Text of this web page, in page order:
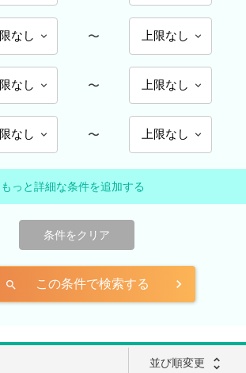
〜
〜
〜
もっと詳細な条件を追加する
条件をクリア
search この条件で検索する
並び順変更 unfold_more